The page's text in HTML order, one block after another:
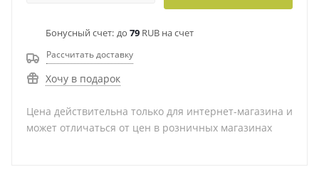
Бонусный счет: до 79 RUB на счет
Рассчитать доставку
Хочу в подарок
Цена действительна только для интернет-магазина и
может отличаться от цен в розничных магазинах